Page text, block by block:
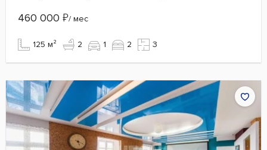
460 000 ₽/ мес
125 м² 2 1 2 3